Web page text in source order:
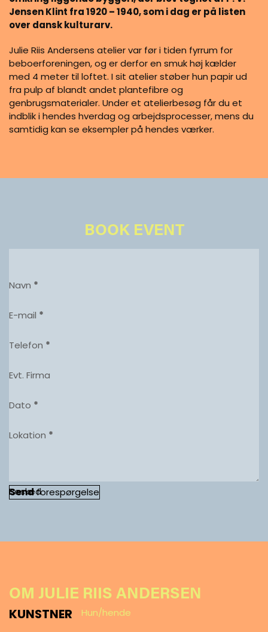
Jensen Klint fra 1920 – 1940, som i dag er på listen
over dansk kulturarv.
Julie Riis Andersens atelier var før i tiden fyrrum for
beboerforeningen, og er derfor en smuk høj kælder
med 4 meter til loftet. I sit atelier støber hun papir ud
fra pulp af blandt andet plantefibre og
genbrugsmaterialer. Under et atelierbesøg får du et
indblik i hendes hverdag og arbejdsprocesser, mens du
samtidig kan se eksempler på hendes værker.
BOOK EVENT
Navn *
E-mail *
Telefon *
Evt. Firma
Dato *
Lokation *
Besked
Sendforespørgelse
OM JULIE RIIS ANDERSEN
KUNSTNER Hun/hende